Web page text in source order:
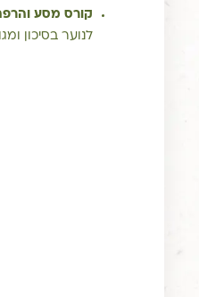
קורס מסע
לנוער בסיכון